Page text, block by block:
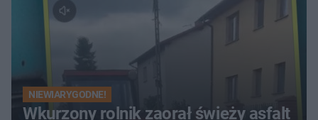
NIEWIARYGODNE!
Wkurzony rolnik zaorał świeży asfalt